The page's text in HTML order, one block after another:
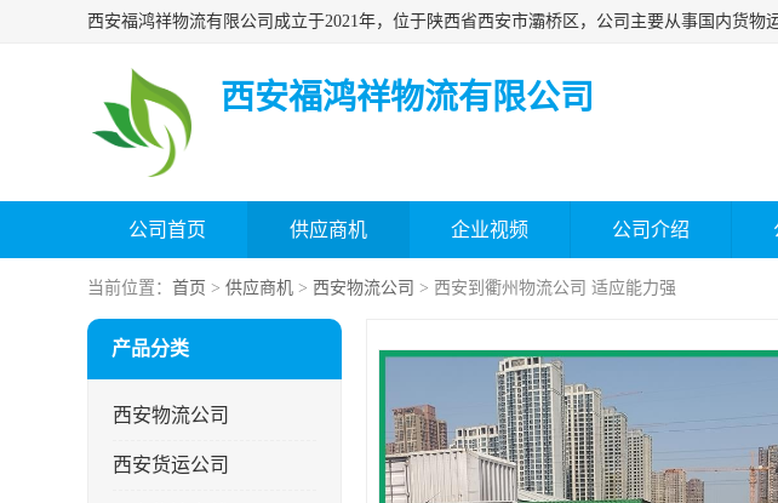
西安福鸿祥物流有限公司
公司首页 供应商机 企业视频 公司介绍
当前位置： 首页 > 供应商机 > 西安物流公司 > 西安到衢州物流公司 适应能力强
产品分类
西安物流公司
西安货运公司